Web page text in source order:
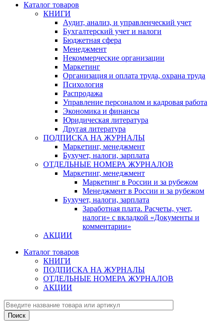
Каталог товаров
КНИГИ
Аудит, анализ, и управленческий учет
Бухгалтерский учет и налоги
Бюджетная сфера
Менеджмент
Некоммерческие организации
Маркетинг
Организация и оплата труда, охрана труда
Психология
Распродажа
Управление персоналом и кадровая работа
Экономика и финансы
Юридическая литература
Другая литература
ПОДПИСКА НА ЖУРНАЛЫ
Маркетинг, менеджмент
Бухучет, налоги, зарплата
ОТДЕЛЬНЫЕ НОМЕРА ЖУРНАЛОВ
Маркетинг, менеджмент
Маркетинг в России и за рубежом
Менеджмент в России и за рубежом
Бухучет, налоги, зарплата
Заработная плата. Расчеты, учет,
налоги» с вкладкой «Документы и
комментарии»
АКЦИИ
Каталог товаров
КНИГИ
ПОДПИСКА НА ЖУРНАЛЫ
ОТДЕЛЬНЫЕ НОМЕРА ЖУРНАЛОВ
АКЦИИ